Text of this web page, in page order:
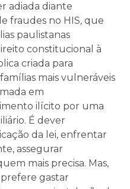
adiada diante
fraudes no HIS, que
paulistanas
constitucional à
criada para
mais vulneráveis
em
ilícito por uma
É dever
da lei, enfrentar
assegurar
mais precisa. Mas,
gastar